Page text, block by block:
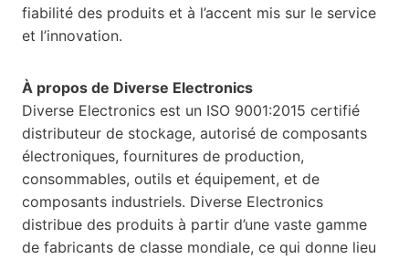
fiabilité des produits et à l’accent mis sur le service
et l’innovation.
À propos de Diverse Electronics
Diverse Electronics est un ISO 9001:2015 certifié
distributeur de stockage, autorisé de composants
électroniques, fournitures de production,
consommables, outils et équipement, et de
composants industriels. Diverse Electronics
distribue des produits à partir d’une vaste gamme
de fabricants de classe mondiale, ce qui donne lieu